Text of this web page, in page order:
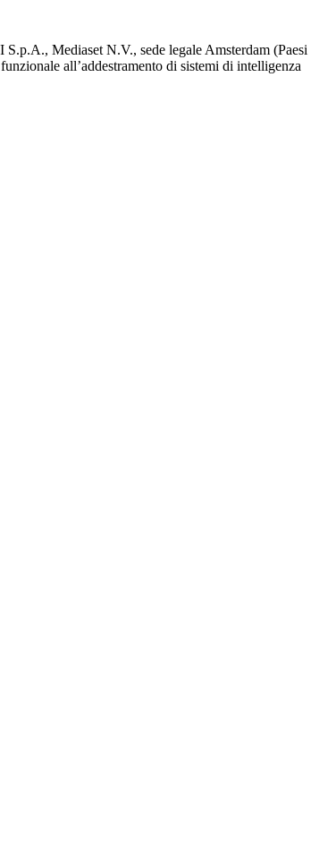
Mediaset N.V., sede legale Amsterdam (Paesi
all’addestramento di sistemi di intelligenza